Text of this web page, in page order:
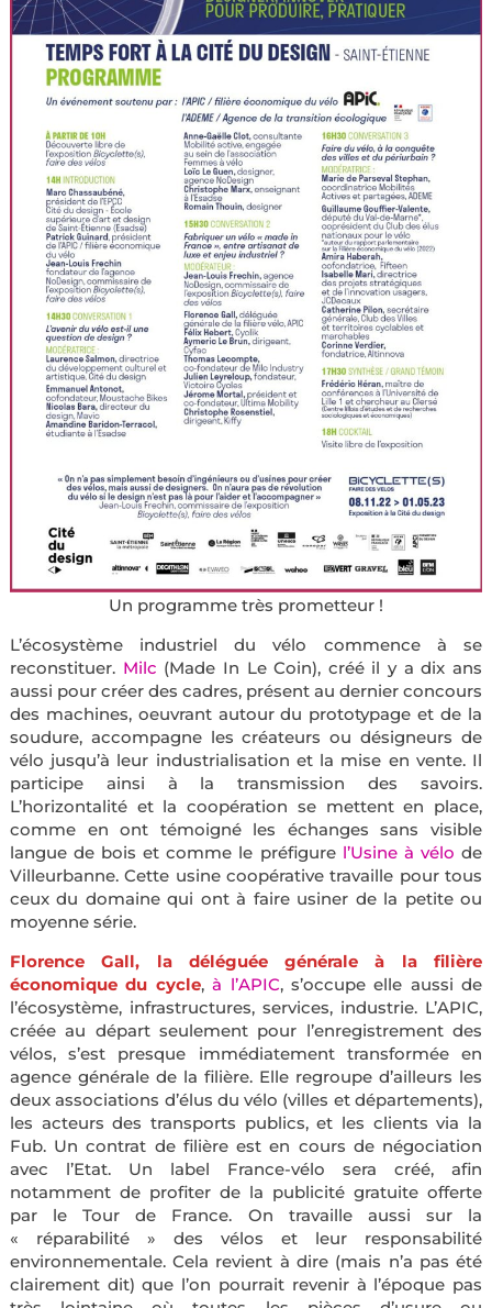
Un programme très prometteur !
L’écosystème industriel du vélo commence à se
reconstituer. Milc (Made In Le Coin), créé il y a dix ans
aussi pour créer des cadres, présent au dernier concours
des machines, oeuvrant autour du prototypage et de la
soudure, accompagne les créateurs ou désigneurs de
vélo jusqu’à leur industrialisation et la mise en vente. Il
participe ainsi à la transmission des savoirs.
L’horizontalité et la coopération se mettent en place,
comme en ont témoigné les échanges sans visible
langue de bois et comme le préfigure l’Usine à vélo de
Villeurbanne. Cette usine coopérative travaille pour tous
ceux du domaine qui ont à faire usiner de la petite ou
moyenne série.
Florence Gall, la déléguée générale à la filière
économique du cycle,à l’APIC, s’occupe elle aussi de
l’écosystème, infrastructures, services, industrie. L’APIC,
créée au départ seulement pour l’enregistrement des
vélos, s’est presque immédiatement transformée en
agence générale de la filière. Elle regroupe d’ailleurs les
deux associations d’élus du vélo (villes et départements),
les acteurs des transports publics, et les clients via la
Fub. Un contrat de filière est en cours de négociation
avec l’Etat. Un label France-vélo sera créé, afin
notamment de profiter de la publicité gratuite offerte
par le Tour de France. On travaille aussi sur la
« réparabilité » des vélos et leur responsabilité
environnementale. Cela revient à dire (mais n’a pas été
clairement dit) que l’on pourrait revenir à l’époque pas